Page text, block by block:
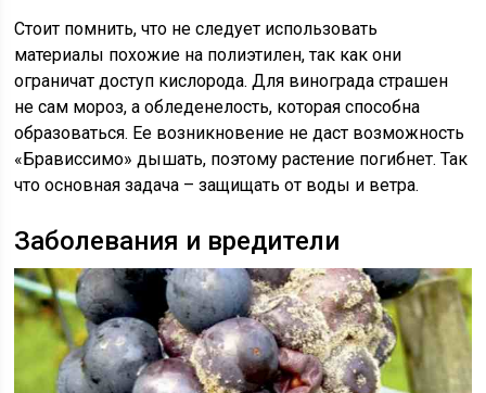
Стоит помнить, что не следует использовать
материалы похожие на полиэтилен, так как они
ограничат доступ кислорода. Для винограда страшен
не сам мороз, а обледенелость, которая способна
образоваться. Ее возникновение не даст возможность
«Брависсимо» дышать, поэтому растение погибнет. Так
что основная задача – защищать от воды и ветра.
Заболевания и вредители